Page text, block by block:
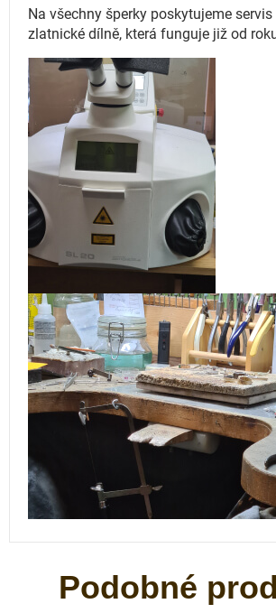
Na všechny šperky poskytujeme
zlatnické dílně, která funguje již od